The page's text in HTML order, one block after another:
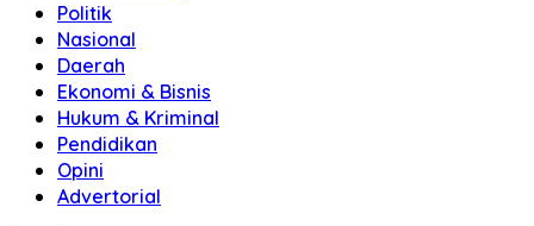
Politik
Nasional
Daerah
Ekonomi & Bisnis
Hukum & Kriminal
Pendidikan
Opini
Advertorial